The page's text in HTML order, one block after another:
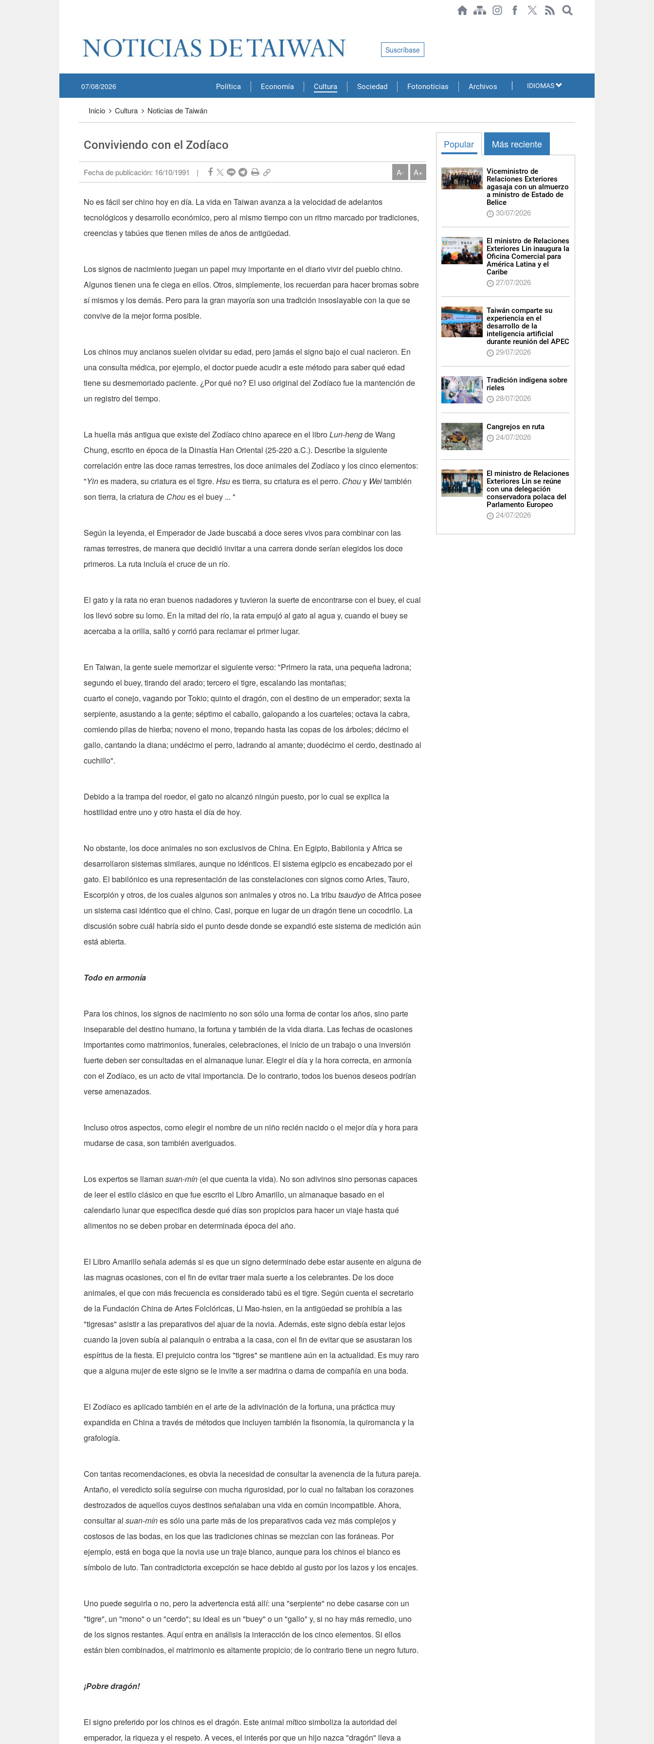
Política Economía Cultura Sociedad Fotonoticias Archivos
07/08/2026
Suscríbase
IDIOMAS
Inicio Cultura Noticias de Taiwán
Conviviendo con el Zodíaco
Fecha de publicación: 16/10/1991 | A- A+
No es fácil ser chino hoy en día. La vida en Taiwan avanza a la velocidad de adelantos
tecnológicos y desarrollo económico, pero al mismo tiempo con un ritmo marcado por tradiciones,
creencias y tabúes que tienen miles de años de antigüedad.
Los signos de nacimiento juegan un papel muy importante en el diario vivir del pueblo chino.
Algunos tienen una fe ciega en ellos. Otros, simplemente, los recuerdan para hacer bromas sobre
sí mismos y los demás. Pero para la gran mayoría son una tradición insoslayable con la que se
convive de la mejor forma posible.
Los chinos muy ancianos suelen olvidar su edad, pero jamás el signo bajo el cual nacieron. En
una consulta médica, por ejemplo, el doctor puede acudir a este método para saber qué edad
tiene su desmemoriado paciente. ¿Por qué no? El uso original del Zodíaco fue la mantención de
un registro del tiempo.
La huella más antigua que existe del Zodíaco chino aparece en el libroLun-hengde Wang
Chung, escrito en época de la Dinastía Han Oriental (25-220 a.C.). Describe la siguiente
correlación entre las doce ramas terrestres, los doce animales del Zodíaco y los cinco elementos:
"Yines madera, su criatura es el tigre. Hsues tierra, su criatura es el perro. Chouy Weitambién
son tierra, la criatura de Choues el buey ... "
Según la leyenda, el Emperador de Jade buscabá a doce seres vivos para combinar con las
ramas terrestres, de manera que decidió invitar a una carrera donde serían elegidos los doce
primeros. La ruta incluía el cruce de un río.
El gato y la rata no eran buenos nadadores y tuvieron la suerte de encontrarse con el buey, el cual
los llevó sobre su lomo. En la mitad del río, la rata empujó al gato al agua y, cuando el buey se
acercaba a la orilla, saltó y corrió para reclamar el primer lugar.
En Taiwan, la gente suele memorizar el siguiente verso: "Primero la rata, una pequeña ladrona;
segundo el buey, tirando del arado; tercero el tigre, escalando las montañas;
cuarto el conejo, vagando por Tokio; quinto el dragón, con el destino de un emperador; sexta la
serpiente, asustando a la gente; séptimo el caballo, galopando a los cuarteles; octava la cabra,
comiendo pilas de hierba; noveno el mono, trepando hasta las copas de los árboles; décimo el
gallo, cantando la diana; undécimo el perro, ladrando al amante; duodécimo el cerdo, destinado al
cuchillo".
Debido a la trampa del roedor, el gato no alcanzó ningún puesto, por lo cual se explica la
hostilidad entre uno y otro hasta el día de hoy.
No obstante, los doce animales no son exclusivos de China. En Egipto, Babilonia y Africa se
desarrollaron sistemas similares, aunque no idénticos. El sistema egipcio es encabezado por el
gato. El babilónico es una representación de las constelaciones con signos como Aries, Tauro,
Escorpión y otros, de los cuales algunos son animales y otros no. La tribu tsaudyode Africa posee
un sistema casi idéntico que el chino. Casi, porque en lugar de un dragón tiene un cocodrilo. La
discusión sobre cuál habría sido el punto desde donde se expandió este sistema de medición aún
está abierta.
Todo en armonía
Para los chinos, los signos de nacimiento no son sólo una forma de contar los años, sino parte
inseparable del destino humano, la fortuna y también de la vida diaria. Las fechas de ocasiones
importantes como matrimonios, funerales, celebraciones, el inicio de un trabajo o una inversión
fuerte deben ser consultadas en el almanaque lunar. Elegir el día y la hora correcta, en armonía
con el Zodíaco, es un acto de vital importancia. De lo contrario, todos los buenos deseos podrían
verse amenazados.
Incluso otros aspectos, como elegir el nombre de un niño recién nacido o el mejor día y hora para
mudarse de casa, son también averiguados.
Los expertos se llaman suan-mín (el que cuenta la vida). No son adivinos sino personas capaces
de leer el estilo clásico en que fue escrito el Libro Amarillo, un almanaque basado en el
calendario lunar que especifica desde qué días son propicios para hacer un viaje hasta qué
alimentos no se deben probar en determinada época del año.
El Libro Amarillo señala además si es que un signo determinado debe estar ausente en alguna de
las magnas ocasiones, con el fin de evitar traer mala suerte a los celebrantes. De los doce
animales, el que con más frecuencia es considerado tabú es el tigre. Según cuenta el secretario
de la Fundación China de Artes Folclóricas, Li Mao-hsien, en la antigüedad se prohibía a las
"tigresas" asistir a las preparativos del ajuar de la novia. Además, este signo debía estar lejos
cuando la joven subía al palanquín o entraba a la casa, con el fin de evitar que se asustaran los
espíritus de la fiesta. El prejuicio contra los "tigres" se mantiene aún en la actualidad. Es muy raro
que a alguna mujer de este signo se le invite a ser madrina o dama de compañía en una boda.
El Zodíaco es aplicado también en el arte de la adivinación de la fortuna, una práctica muy
expandida en China a través de métodos que incluyen también la fisonomía, la quiromancia y la
grafología.
Con tantas recomendaciones, es obvia la necesidad de consultar la avenencia de la futura pareja.
Antaño, el veredicto solía seguirse con mucha rigurosidad, por lo cual no faltaban los corazones
destrozados de aquellos cuyos destinos señalaban una vida en común incompatible. Ahora,
consultar al suan-mínes sólo una parte más de los preparativos cada vez más complejos y
costosos de las bodas, en los que las tradiciones chinas se mezclan con las foráneas. Por
ejemplo, está en boga que la novia use un traje blanco, aunque para los chinos el blanco es
símbolo de luto. Tan contradictoria excepción se hace debido al gusto por los lazos y los encajes.
Uno puede seguirla o no, pero la advertencia está allí: una "serpiente" no debe casarse con un
"tigre", un "mono" o un "cerdo"; su ideal es un "buey" o un "gallo" y, si no hay más remedio, uno
de los signos restantes. Aquí entra en análisis la interacción de los cinco elementos. Si ellos
están bien combinados, el matrimonio es altamente propicio; de lo contrario tiene un negro futuro.
¡Pobre dragón!
El signo preferido por los chinos es el dragón. Este animal mítico simboliza la autoridad del
emperador, la riqueza y el respeto. A veces, el interés por que un hijo nazca "dragón" lleva a
Popular Más reciente
Viceministro de
Relaciones Exteriores
agasaja con un almuerzo
a ministro de Estado de
Belice
30/07/2026
El ministro de Relaciones
Exteriores Lin inaugura la
Oficina Comercial para
América Latina y el
Caribe
27/07/2026
Taiwán comparte su
experiencia en el
desarrollo de la
inteligencia artificial
durante reunión del APEC
29/07/2026
Tradición indígena sobre
rieles
28/07/2026
Cangrejos en ruta
24/07/2026
El ministro de Relaciones
Exteriores Lin se reúne
con una delegación
conservadora polaca del
Parlamento Europeo
24/07/2026